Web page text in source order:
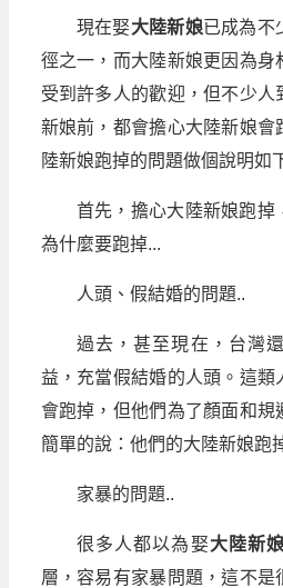
現在娶大陸新娘已成為不
徑之一，而大陸新娘更因為身
受到許多人的歡迎，但不少
新娘前，都會擔心大陸新娘會
陸新娘跑掉的問題做個說明如
首先，擔心大陸新娘跑掉
為什麼要跑掉...
人頭、假結婚的問題..
過去，甚至現在，台灣
益，充當假結婚的人頭。這類
會跑掉，但他們為了顏面和規
簡單的說：他們的大陸新娘跑
家暴的問題..
很多人都以為娶大陸新娘
層，容易有家暴問題，這不是